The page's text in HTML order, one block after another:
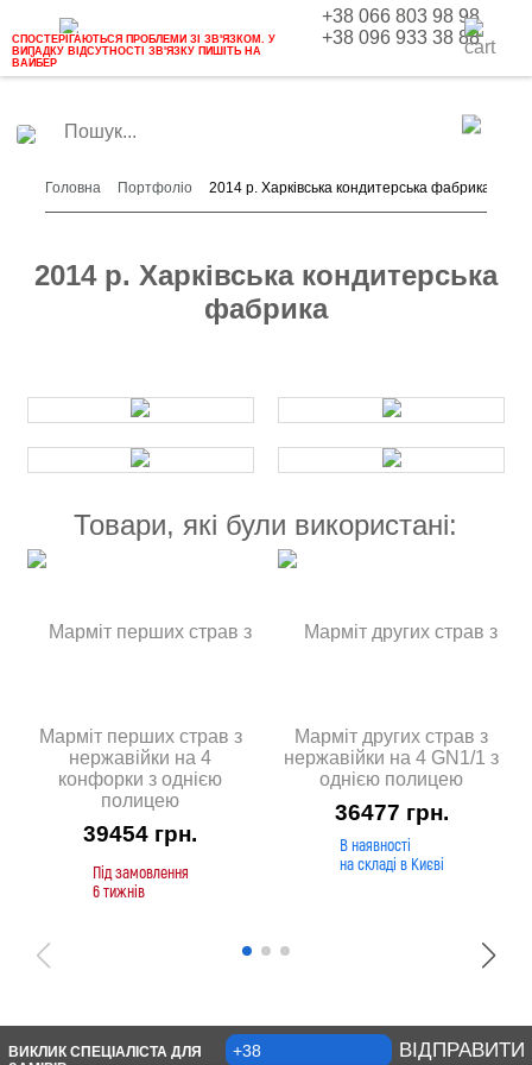
+38 066 803 98 98
+38 096 933 38 88
СПОСТЕРІГАЮТЬСЯ ПРОБЛЕМИ ЗІ ЗВ'ЯЗКОМ. У
ВИПАДКУ ВІДСУТНОСТІ ЗВ'ЯЗКУ ПИШІТЬ НА
ВАЙБЕР
Головна Портфоліо 2014 р. Харківська кондитерська фабрика
2014 р. Харківська кондитерська
фабрика
Товари, які були використані:
Марміт перших страв з
нержавійки на 4
конфорки з однією
полицею
39454 грн.
Під замовлення
6 тижнів
Марміт других страв з
нержавійки на 4 GN1/1 з
однією полицею
36477 грн.
В наявності
на складі в Києві
ВИКЛИК СПЕЦІАЛІСТА ДЛЯ
ВІДПРАВИТИ